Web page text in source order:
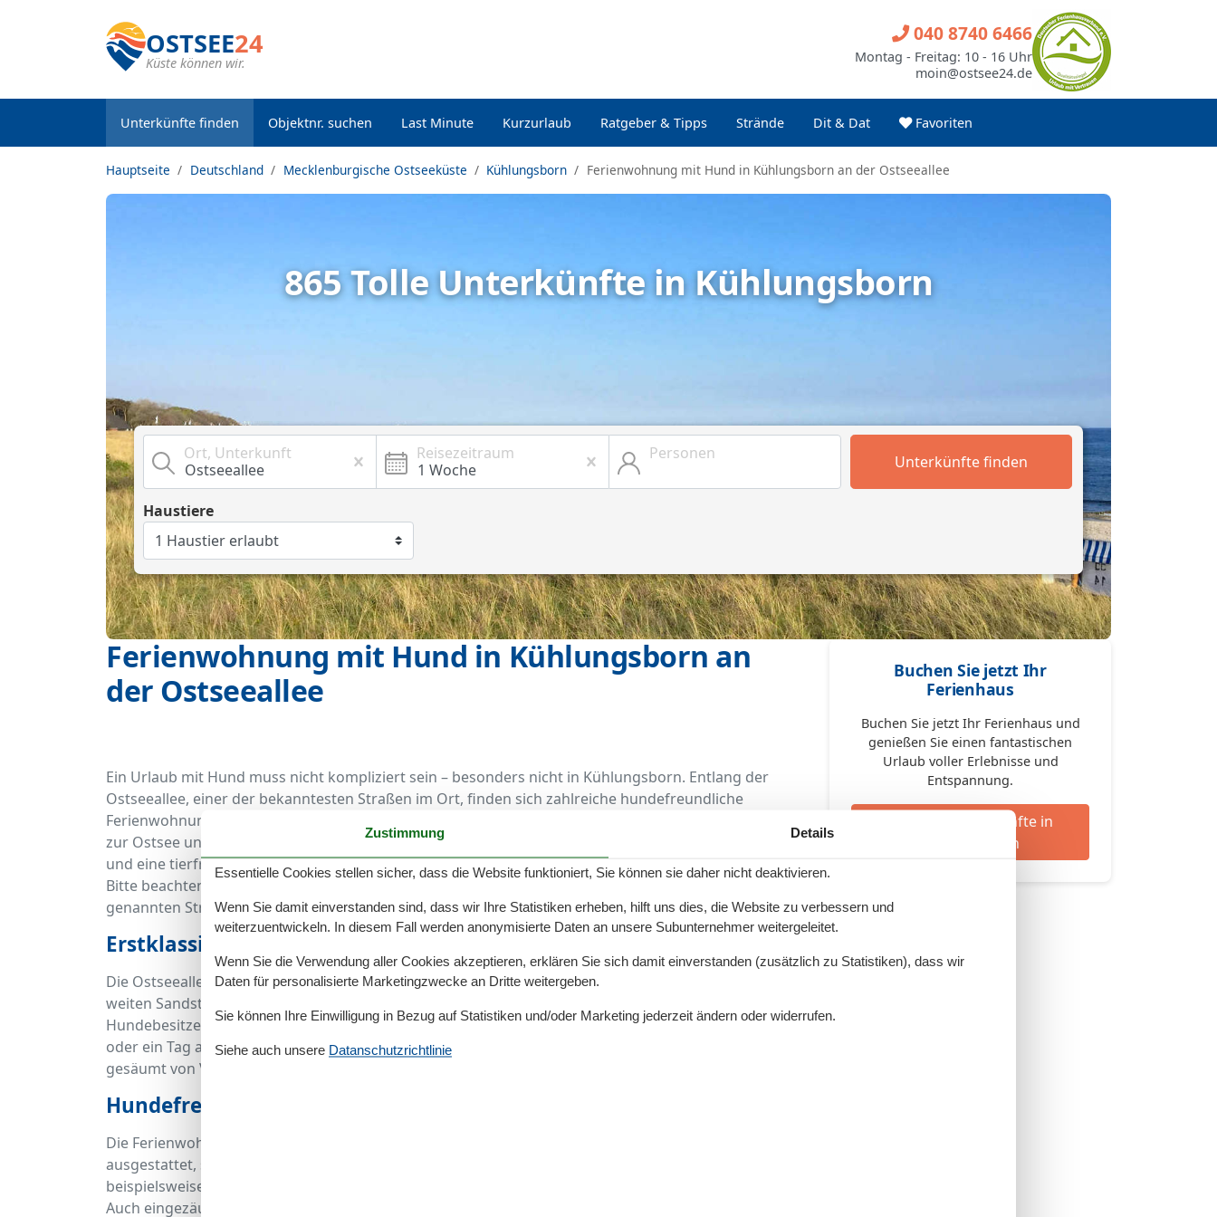
OSTSEE24
Küste können wir.
Unterkünfte finden Objektnr. suchen Last Minute Kurzurlaub Ratgeber & Tipps Strände Dit & Dat Favoriten
040 8740 6466
Montag - Freitag: 10 - 16 Uhr
moin@ostsee24.de
Hauptseite Deutschland Mecklenburgische Ostseeküste Kühlungsborn Ferienwohnung mit Hund in Kühlungsborn an der Ostseeallee
865 Tolle Unterkünfte in Kühlungsborn
Ort, Unterkunft Reisezeitraum Personen Unterkünfte finden
Haustiere
Ferienwohnung mit Hund in Kühlungsborn an
der Ostseeallee
Ein Urlaub mit Hund muss nicht kompliziert sein – besonders nicht in Kühlungsborn. Entlang der
Ostseeallee, einer der bekanntesten Straßen im Ort, finden sich zahlreiche hundefreundliche
Ferienwohnungen, die Komfort, Lage und Tierliebe vereinen. Hier genießen Sie nicht nur die Nähe
zur Ostsee und zur Promenade, sondern auch entspannte Spaziergänge, hundefreundliche Strände
und eine tierfreundliche Atmosphäre.
Bitte beachten Sie, dass es sich um Ferienunterkünfte handelt, die sich auf oder in der Nähe der
genannten Straße befinden.
Erstklassige Lage für Hundebesitzer
Die Ostseeallee liegt unmittelbar hinter der Strandpromenade und bietet damit direkten Zugang zu
weiten Sandstränden, dem Stadtwald und der grünen Umgebung Kühlungsborns. Für
Hundebesitzer ist diese Lage ideal: Ob morgendliche Gassirunde am Meer, ein Spaziergang im Wald
oder ein Tag am Hundestrand – alles ist in wenigen Minuten erreichbar. Die Ostseeallee selbst ist
gesäumt von Villen und gepflegten Grünanlagen, die zum Verweilen einladen.
Hundefreundliche Ferienwohnungen mit Komfort
Die Ferienwohnungen in und nahe der Ostseeallee sind nicht nur modern und hochwertig
ausgestattet, sondern auch bestens auf tierische Gäste vorbereitet. Viele Unterkünfte bieten
beispielsweise geflieste Böden, kleine Gärten oder Terrassen, Hundekörbchen und Fressnäpfe.
Auch eingezäunte Bereiche oder Apartments mit direktem Zugang ins Freie sind verfügbar. So
Buchen Sie jetzt Ihr
Ferienhaus
Buchen Sie jetzt Ihr Ferienhaus und
genießen Sie einen fantastischen
Urlaub voller Erlebnisse und
Entspannung.
865 Tolle Unterkünfte in
Kühlungsborn
Zustimmung Details
Essentielle Cookies stellen sicher, dass die Website funktioniert, Sie können sie daher nicht deaktivieren.
Wenn Sie damit einverstanden sind, dass wir Ihre Statistiken erheben, hilft uns dies, die Website zu verbessern und
weiterzuentwickeln. In diesem Fall werden anonymisierte Daten an unsere Subunternehmer weitergeleitet.
Wenn Sie die Verwendung aller Cookies akzeptieren, erklären Sie sich damit einverstanden (zusätzlich zu Statistiken), dass wir
Daten für personalisierte Marketingzwecke an Dritte weitergeben.
Sie können Ihre Einwilligung in Bezug auf Statistiken und/oder Marketing jederzeit ändern oder widerrufen.
Siehe auch unsere Datanschutzrichtlinie